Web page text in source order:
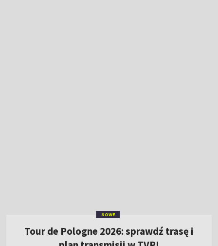
porażką w Kanadzie
Hapoel Tel Awiw – GKS Katowice. Oglądaj
mecz el. LK! [NA ŻYWO]